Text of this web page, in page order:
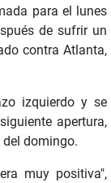
para el lunes
de sufrir un
contra Atlanta,
izquierdo y se
apertura,
domingo.
muy positiva",